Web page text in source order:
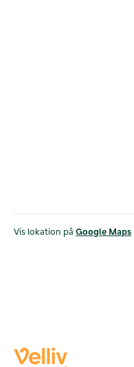
Vis lokation på Google Maps